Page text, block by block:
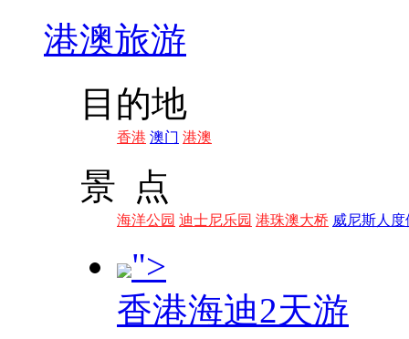
港澳旅游
目的地
香港 澳门 港澳
景 点
海洋公园 迪士尼乐园 港珠澳大桥 威尼斯人度
">
香港海迪2天游